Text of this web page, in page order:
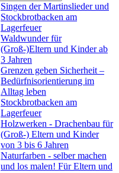
Singen der Martinslieder und
Stockbrotbacken am
Lagerfeuer
Waldwunder für
(Groß-)Eltern und Kinder ab
3 Jahren
Grenzen geben Sicherheit –
Bedürfnisorientierung im
Alltag leben
Stockbrotbacken am
Lagerfeuer
Holzwerken - Drachenbau für
(Groß-) Eltern und Kinder
von 3 bis 6 Jahren
Naturfarben - selber machen
und los malen! Für Eltern und